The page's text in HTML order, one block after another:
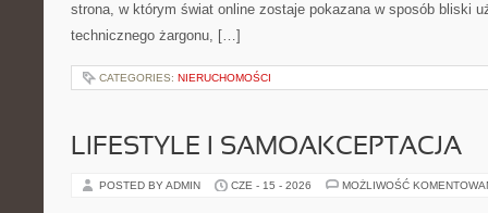
strona, w którym świat online zostaje pokazana w sposób bliski
technicznego żargonu, […]
CATEGORIES: NIERUCHOMOŚCI
LIFESTYLE I SAMOAKCEPTACJA
POSTED BY ADMIN CZE - 15 - 2026 MOŻLIWOŚĆ